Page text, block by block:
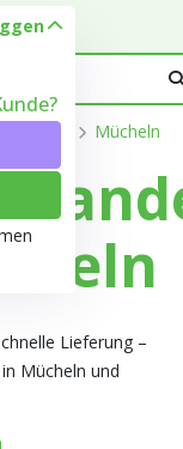
Saalekreis Mücheln
Lieferung –
Mücheln und